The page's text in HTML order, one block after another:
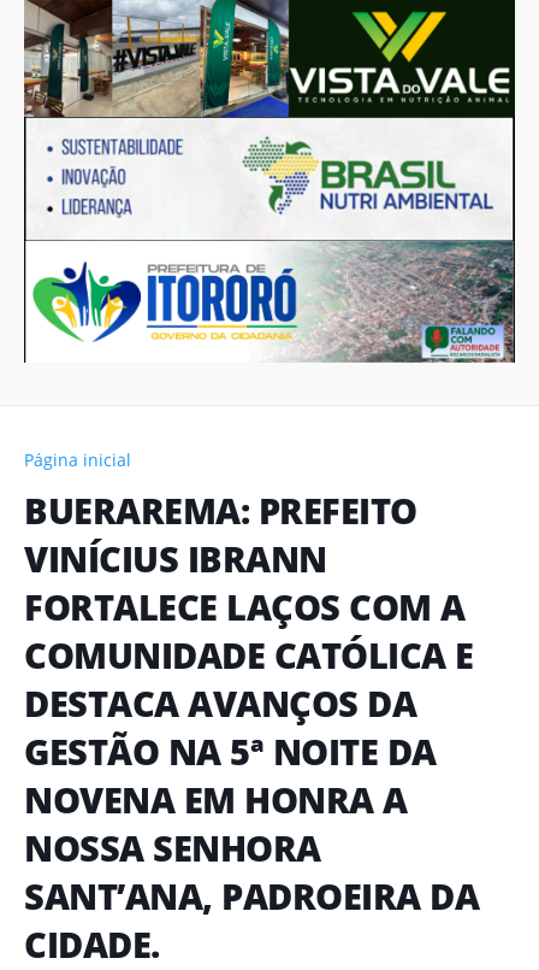
Página inicial
BUERAREMA: PREFEITO
VINÍCIUS IBRANN
FORTALECE LAÇOS COM A
COMUNIDADE CATÓLICA E
DESTACA AVANÇOS DA
GESTÃO NA 5ª NOITE DA
NOVENA EM HONRA A
NOSSA SENHORA
SANT’ANA, PADROEIRA DA
CIDADE.